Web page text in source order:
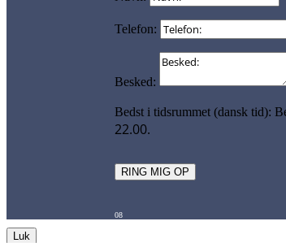
Telefon:
Besked:
Bedst i tidsrummet (dansk tid):
22.00.
RING MIG OP
08
Luk